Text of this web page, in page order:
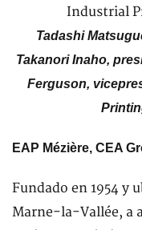
Tadashi
Takanori Inaho,
Ferguson,
EAP Mézière, CEA
Fundado en 1954 y
Marne-la-Vallée, a